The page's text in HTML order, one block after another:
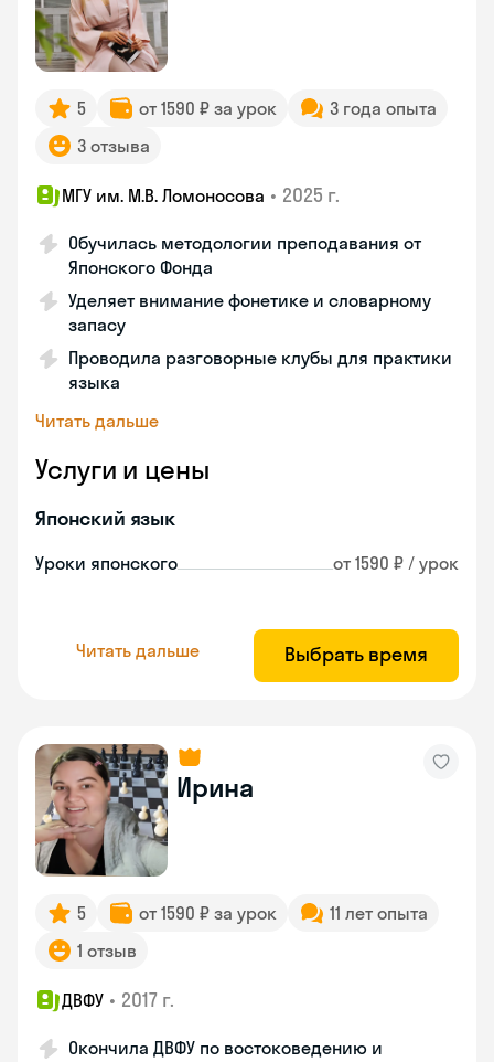
5 от 1590 ₽ за урок
3 года опыта
3 отзыва
МГУ им. М.В. Ломоносова • 2025 г.
Обучилась методологии преподавания от
Японского Фонда
Уделяет внимание фонетике и словарному
запасу
Проводила разговорные клубы для практики
языка
Читать дальше
Услуги и цены
Японский язык
Уроки японского от 1590 ₽ / урок
Читать дальше Выбрать время
Ирина
5 от 1590 ₽ за урок
11 лет опыта
1 отзыв
ДВФУ • 2017 г.
Окончила ДВФУ по востоковедению и